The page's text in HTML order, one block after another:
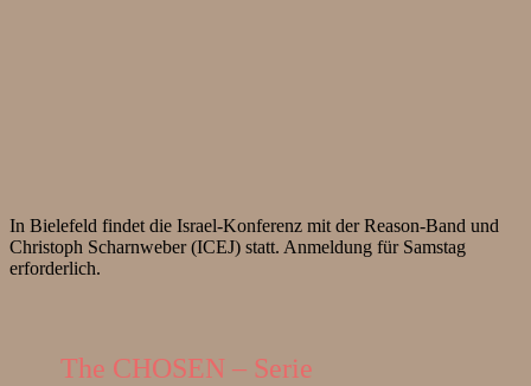
In Bielefeld findet die Israel-Konferenz mit der Reason-Band und
Christoph Scharnweber (ICEJ) statt. Anmeldung für Samstag
erforderlich.
The CHOSEN – Serie